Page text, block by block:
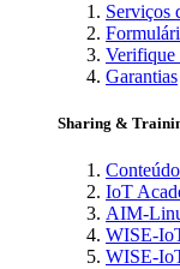
Serviços
Verifique
Garantias
Sharing &
Conteúdo
IoT
AIM-
WISE-
WISE-